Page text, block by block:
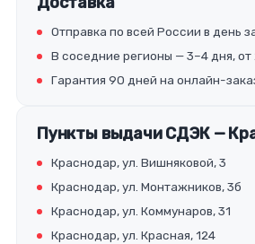
Отправка по всей России в день
В соседние регионы — 3–4 дня,
Гарантия 90 дней на онлайн-
Пункты выдачи СДЭК —
Краснодар, ул. Вишняковой, 3
Краснодар, ул. Монтажников, 3б
Краснодар, ул. Коммунаров, 31
Краснодар, ул. Красная, 124